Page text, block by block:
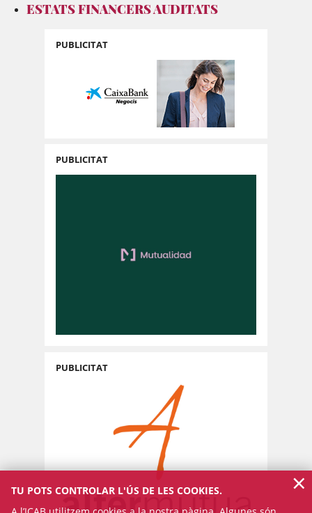
ESTATS FINANCERS AUDITATS
PUBLICITAT
PUBLICITAT
PUBLICITAT
TU POTS CONTROLAR L'ÚS DE LES COOKIES.
×